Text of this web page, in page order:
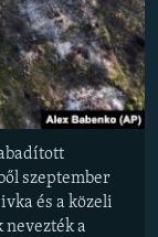
szeptember
és a közeli
a